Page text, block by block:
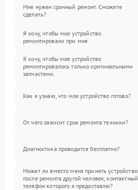
Мне нужен срочный ремонт. Сможете
сделать?
Я хочу, чтобы мое устройство
ремонтировали при мне.
Я хочу, чтобы мое устройство
ремонтировалось только оригинальными
запчастями.
Как я узнаю, что мое устройство готово?
От чего зависит срок ремонта техники?
Диагностика проводится бесплатно?
Может ли вместо меня принять устройство
после ремонта другой человек, контактный
телефон которого я предоставлю?